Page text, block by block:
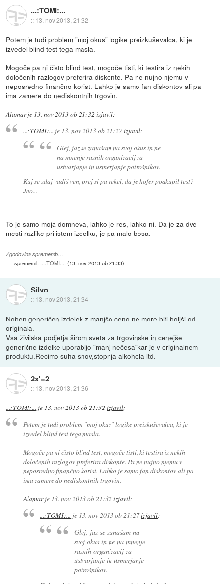
...:TOMI:...
:: 13. nov 2013, 21:32
Potem je tudi problem "moj okus" logike preizkuševalca, ki je
izvedel blind test tega masla.
Mogoče pa ni čisto blind test, mogoče tisti, ki testira iz nekih
določenih razlogov preferira diskonte. Pa ne nujno njemu v
neposredno finančno korist. Lahko je samo fan diskontov ali pa
ima zamere do nediskontnih trgovin.
Alamarje 13. nov 2013 ob 21:32 izjavil:
...:TOMI:... je 13. nov 2013 ob 21:27izjavil:
Glej, jaz se zanašam na svoj okus in ne
na mnenje raznih organizacij za
ustvarjanje in usmerjanje potrošnikov.
Kaj se zdaj vadiš ven, prej si pa rekel, da je hofer podkupil test?
Jao...
To je samo moja domneva, lahko je res, lahko ni. Da je za dve
mesti razlike pri istem izdelku, je pa malo bosa.
Zgodovina sprememb…
spremenil: ...:TOMI:... (13. nov 2013 ob 21:33)
Silvo
:: 13. nov 2013, 21:34
Noben generičen izdelek z manjšo ceno ne more biti boljši od
originala.
Vsa živilska podjetja širom sveta za trgovinske in cenejše
generične izdelke uporabijo "manj nečesa"kar je v originalnem
produktu.Recimo suha snov,stopnja alkohola itd.
2x'=2
:: 13. nov 2013, 21:36
...:TOMI:... je 13. nov 2013 ob 21:32 izjavil:
Potem je tudi problem "moj okus" logike preizkuševalca, ki je
izvedel blind test tega masla.
Mogoče pa ni čisto blind test, mogoče tisti, ki testira iz nekih
določenih razlogov preferira diskonte. Pa ne nujno njemu v
neposredno finančno korist. Lahko je samo fan diskontov ali pa
ima zamere do nediskontnih trgovin.
Alamarje 13. nov 2013 ob 21:32 izjavil:
...:TOMI:... je 13. nov 2013 ob 21:27izjavil:
Glej, jaz se zanašam na
svoj okus in ne na mnenje
raznih organizacij za
ustvarjanje in usmerjanje
potrošnikov.